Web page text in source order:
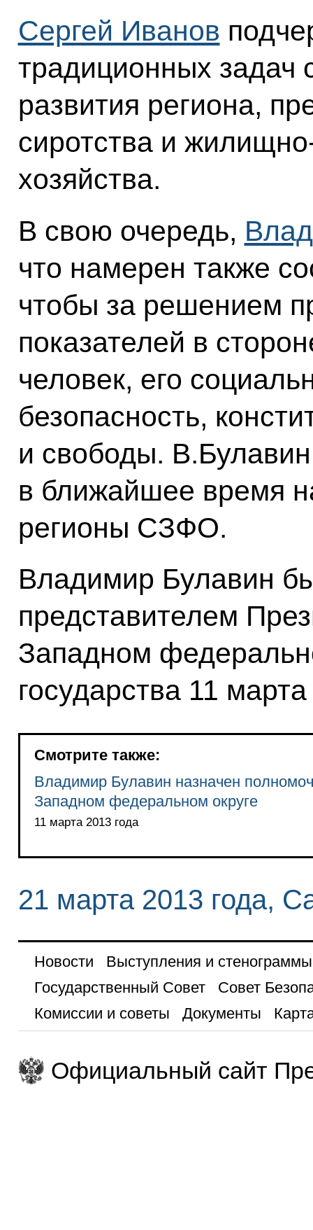
Сергей Иванов
традиционных задач
развития региона,
сиротства и
хозяйства.
В свою очередь,
что намерен также
чтобы за решением
показателей в
человек, его
безопасность,
и свободы.
в ближайшее время
регионы СЗФО.
Владимир Булавин
представителем
Западном
государства 11
Смотрите также:
Владимир Булавин назначен
Западном федеральном округе
11 марта 2013 года
21 марта 2013 года,
Новости
Выступления и стенограммы
Государственный Совет
Совет
Комиссии и советы
Документы
Официальный сайт